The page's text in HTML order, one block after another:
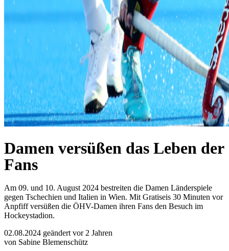
Damen versüßen das Leben der
Fans
Am 09. und 10. August 2024 bestreiten die Damen Länderspiele
gegen Tschechien und Italien in Wien. Mit Gratiseis 30 Minuten vor
Anpfiff versüßen die ÖHV-Damen ihren Fans den Besuch im
Hockeystadion.
02.08.2024 geändert vor 2 Jahren
von Sabine Blemenschütz